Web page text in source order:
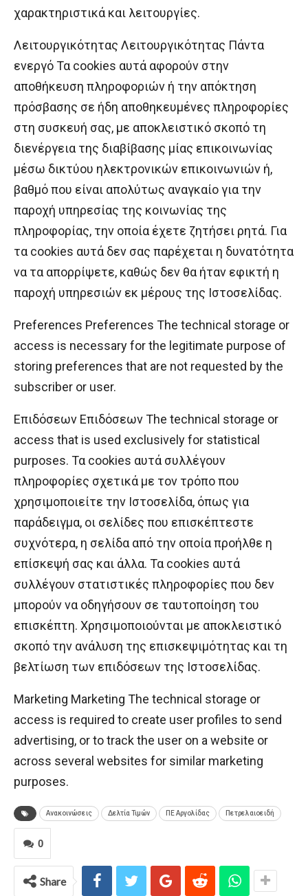
χαρακτηριστικά και λειτουργίες.
Λειτουργικότητας Λειτουργικότητας Πάντα
ενεργό Τα cookies αυτά αφορούν στην
αποθήκευση πληροφοριών ή την απόκτηση
πρόσβασης σε ήδη αποθηκευµένες πληροφορίες
στη συσκευή σας, με αποκλειστικό σκοπό τη
διενέργεια της διαβίβασης µίας επικοινωνίας
µέσω δικτύου ηλεκτρονικών επικοινωνιών ή,
βαθμό που είναι απολύτως αναγκαίο για την
παροχή υπηρεσίας της κοινωνίας της
πληροφορίας, την οποία έχετε ζητήσει ρητά. Για
τα cookies αυτά δεν σας παρέχεται η δυνατότητα
να τα απορρίψετε, καθώς δεν θα ήταν εφικτή η
παροχή υπηρεσιών εκ μέρους της Ιστοσελίδας.
Preferences Preferences The technical storage or
access is necessary for the legitimate purpose of
storing preferences that are not requested by the
subscriber or user.
Επιδόσεων Επιδόσεων The technical storage or
access that is used exclusively for statistical
purposes. Τα cookies αυτά συλλέγουν
πληροφορίες σχετικά με τον τρόπο που
χρησιμοποιείτε την Ιστοσελίδα, όπως για
παράδειγμα, οι σελίδες που επισκέπτεστε
συχνότερα, η σελίδα από την οποία προήλθε η
επίσκεψή σας και άλλα. Τα cookies αυτά
συλλέγουν στατιστικές πληροφορίες που δεν
μπορούν να οδηγήσουν σε ταυτοποίηση του
επισκέπτη. Χρησιμοποιούνται με αποκλειστικό
σκοπό την ανάλυση της επισκεψιμότητας και τη
βελτίωση των επιδόσεων της Ιστοσελίδας.
Marketing Marketing The technical storage or
access is required to create user profiles to send
advertising, or to track the user on a website or
across several websites for similar marketing
purposes.
Ανακοινώσεις Δελτία Τιμών ΠΕ Αργολίδας Πετρελαιοειδή
0
Share